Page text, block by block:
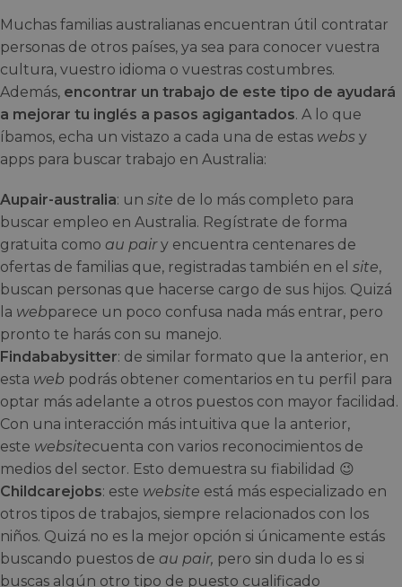
Muchas familias australianas encuentran útil contratar
personas de otros países, ya sea para conocer vuestra
cultura, vuestro idioma o vuestras costumbres.
Además, encontrar un trabajo de este tipo de ayudará
a mejorar tu inglés a pasos agigantados. A lo que
íbamos, echa un vistazo a cada una de estas webs y
apps para buscar trabajo en Australia:
Aupair-australia: un site de lo más completo para
buscar empleo en Australia. Regístrate de forma
gratuita como au pairy encuentra centenares de
ofertas de familias que, registradas también en el site,
buscan personas que hacerse cargo de sus hijos. Quizá
la webparece un poco confusa nada más entrar, pero
pronto te harás con su manejo.
Findababysitter: de similar formato que la anterior, en
esta web podrás obtener comentarios en tu perfil para
optar más adelante a otros puestos con mayor facilidad.
Con una interacción más intuitiva que la anterior,
este websitecuenta con varios reconocimientos de
medios del sector. Esto demuestra su fiabilidad 😉
Childcarejobs: este website está más especializado en
otros tipos de trabajos, siempre relacionados con los
niños. Quizá no es la mejor opción si únicamente estás
buscando puestos de au pair, pero sin duda lo es si
buscas algún otro tipo de puesto cualificado